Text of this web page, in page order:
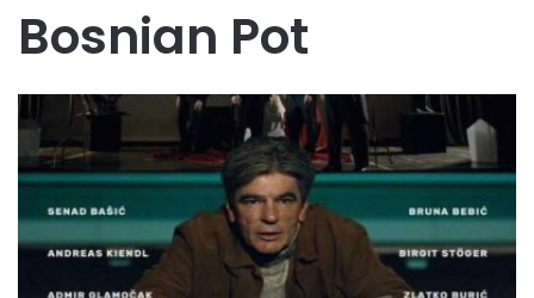
Bosnian Pot